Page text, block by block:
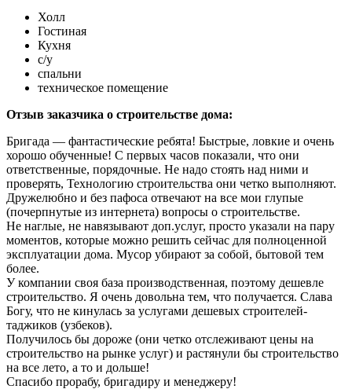
Холл
Гостиная
Кухня
с/у
спальни
техническое помещение
Отзыв заказчика о строительстве дома:
Бригада — фантастические ребята! Быстрые, ловкие и очень
хорошо обученные! С первых часов показали, что они
ответственные, порядочные. Не надо стоять над ними и
проверять, Технологию строительства они четко выполняют.
Дружелюбно и без пафоса отвечают на все мои глупые
(почерпнутые из интернета) вопросы о строительстве.
Не наглые, не навязывают доп.услуг, просто указали на пару
моментов, которые можно решить сейчас для полноценной
эксплуатации дома. Мусор убирают за собой, бытовой тем
более.
У компании своя база производственная, поэтому дешевле
строительство. Я очень довольна тем, что получается. Слава
Богу, что не кинулась за услугами дешевых строителей-
таджиков (узбеков).
Получилось бы дороже (они четко отслеживают цены на
строительство на рынке услуг) и растянули бы строительство
на все лето, а то и дольше!
Спасибо прорабу, бригадиру и менеджеру!